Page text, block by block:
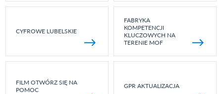
CYFROWE LUBELSKIE
FABRYKA
KOMPETENCJI
KLUCZOWYCH NA
TERENIE MOF
FILM OTWÓRZ SIĘ NA
POMOC
GPR AKTUALIZACJA